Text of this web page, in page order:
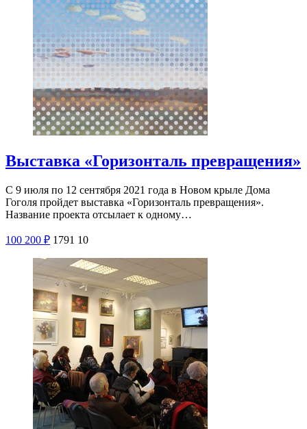
Выставка «Горизонталь превращения»
С 9 июля по 12 сентября 2021 года в Новом крыле Дома
Гоголя пройдет выставка «Горизонталь превращения».
Название проекта отсылает к одному…
100 200 ₽ 1791 10